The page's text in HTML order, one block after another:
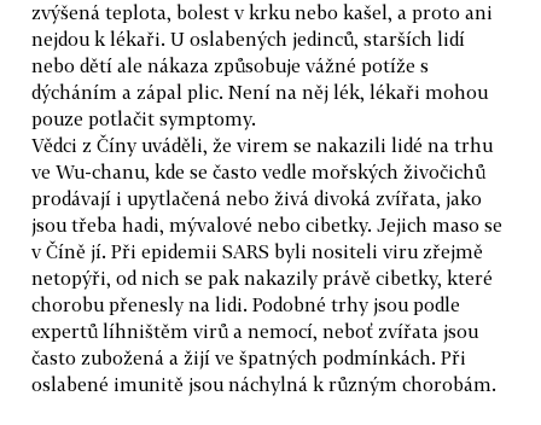
zvýšená teplota, bolest v krku nebo kašel, a proto ani
nejdou k lékaři. U oslabených jedinců, starších lidí
nebo dětí ale nákaza způsobuje vážné potíže s
dýcháním a zápal plic. Není na něj lék, lékaři mohou
pouze potlačit symptomy.
Vědci z Číny uváděli, že virem se nakazili lidé na trhu
ve Wu-chanu, kde se často vedle mořských živočichů
prodávají i upytlačená nebo živá divoká zvířata, jako
jsou třeba hadi, mývalové nebo cibetky. Jejich maso se
v Číně jí. Při epidemii SARS byli nositeli viru zřejmě
netopýři, od nich se pak nakazily právě cibetky, které
chorobu přenesly na lidi. Podobné trhy jsou podle
expertů líhništěm virů a nemocí, neboť zvířata jsou
často zubožená a žijí ve špatných podmínkách. Při
oslabené imunitě jsou náchylná k různým chorobám.